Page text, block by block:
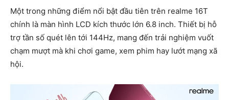
Một trong những điểm nổi bật đầu tiên trên realme 16T
chính là màn hình LCD kích thước lớn 6.8 inch. Thiết bị hỗ
trợ tần số quét lên tới 144Hz, mang đến trải nghiệm vuốt
chạm mượt mà khi chơi game, xem phim hay lướt mạng xã
hội.